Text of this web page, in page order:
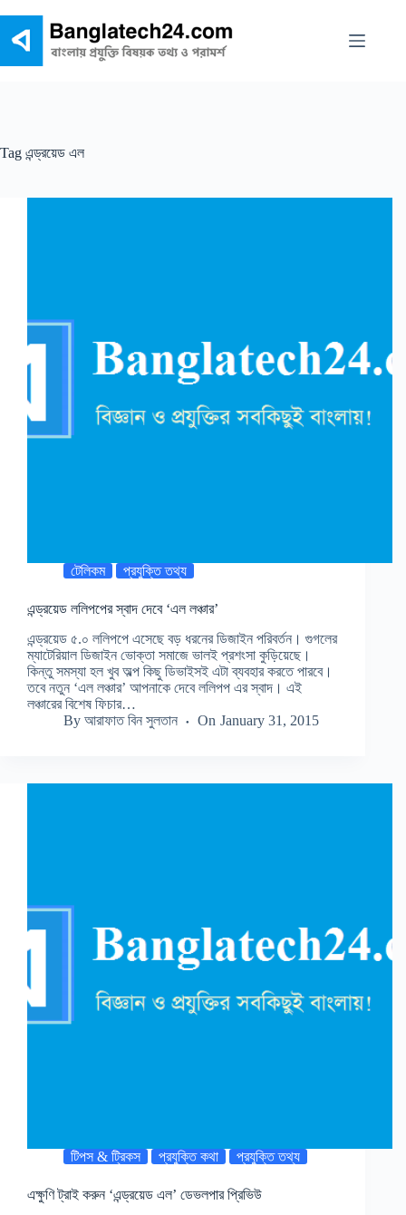
content
Tag এন্ড্রয়েড এল
টেলিকম প্রযুক্তি তথ্য
এন্ড্রয়েড ললিপপের স্বাদ দেবে ‘এল লঞ্চার’
এন্ড্রয়েড ৫.০ ললিপপে এসেছে বড় ধরনের ডিজাইন পরিবর্তন। গুগলের
ম্যাটেরিয়াল ডিজাইন ভোক্তা সমাজে ভালই প্রশংসা কুড়িয়েছে।
কিন্তু সমস্যা হল খুব অল্প কিছু ডিভাইসই এটা ব্যবহার করতে পারবে।
তবে নতুন ‘এল লঞ্চার’ আপনাকে দেবে ললিপপ এর স্বাদ। এই
লঞ্চারের বিশেষ ফিচার…
By আরাফাত বিন সুলতান On January 31, 2015
টিপস & ট্রিকস প্রযুক্তি কথা প্রযুক্তি তথ্য
এক্ষুণি ট্রাই করুন ‘এন্ড্রয়েড এল’ ডেভলপার প্রিভিউ